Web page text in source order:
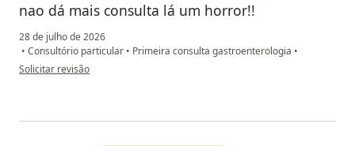
nao dá mais consulta lá um horror!!
28 de julho de 2026
• Consultório particular • Primeira consulta gastroenterologia •
na opinião do utilizador Maria
Solicitar revisão